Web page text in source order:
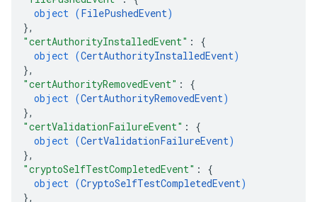
object (FilePushedEvent)
},
"certAuthorityInstalledEvent" : {
object (CertAuthorityInstalledEvent)
},
"certAuthorityRemovedEvent" : {
object (CertAuthorityRemovedEvent)
},
"certValidationFailureEvent" : {
object (CertValidationFailureEvent)
},
"cryptoSelfTestCompletedEvent" : {
object (CryptoSelfTestCompletedEvent)
},